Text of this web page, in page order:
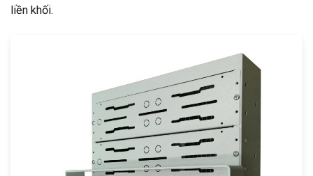
liền khối.